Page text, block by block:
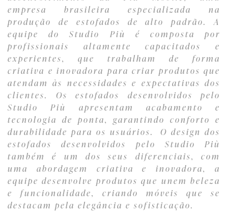
empresa brasileira especializada na
produção de estofados de alto padrão. A
equipe do Studio Più é composta por
profissionais altamente capacitados e
experientes, que trabalham de forma
criativa e inovadora para criar produtos que
atendam às necessidades e expectativas dos
clientes. Os estofados desenvolvidos pelo
Studio Più apresentam acabamento e
tecnologia de ponta, garantindo conforto e
durabilidade para os usuários. O design dos
estofados desenvolvidos pelo Studio Più
também é um dos seus diferenciais, com
uma abordagem criativa e inovadora, a
equipe desenvolve produtos que unem beleza
e funcionalidade, criando móveis que se
destacam pela elegância e sofisticação.